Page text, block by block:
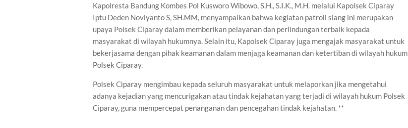
Kapolresta Bandung Kombes Pol Kusworo Wibowo, S.H., S.I.K., M.H. melalui Kapolsek Ciparay
Iptu Deden Noviyanto S, SH.MM, menyampaikan bahwa kegiatan patroli siang ini merupakan
upaya Polsek Ciparay dalam memberikan pelayanan dan perlindungan terbaik kepada
masyarakat di wilayah hukumnya. Selain itu, Kapolsek Ciparay juga mengajak masyarakat untuk
bekerjasama dengan pihak keamanan dalam menjaga keamanan dan ketertiban di wilayah hukum
Polsek Ciparay.
Polsek Ciparay mengimbau kepada seluruh masyarakat untuk melaporkan jika mengetahui
adanya kejadian yang mencurigakan atau tindak kejahatan yang terjadi di wilayah hukum Polsek
Ciparay, guna mempercepat penanganan dan pencegahan tindak kejahatan. **